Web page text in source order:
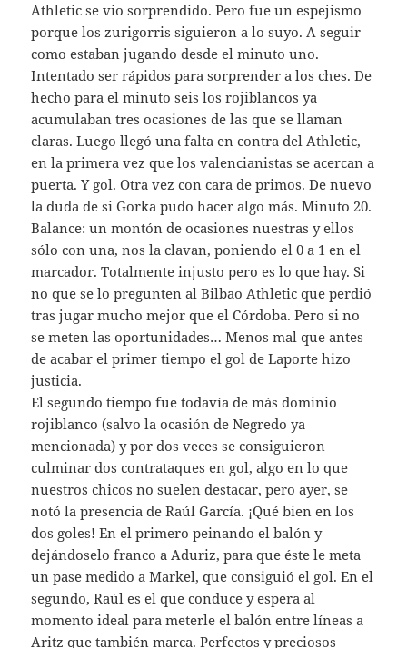
Athletic se vio sorprendido. Pero fue un espejismo
porque los zurigorris siguieron a lo suyo. A seguir
como estaban jugando desde el minuto uno.
Intentado ser rápidos para sorprender a los ches. De
hecho para el minuto seis los rojiblancos ya
acumulaban tres ocasiones de las que se llaman
claras. Luego llegó una falta en contra del Athletic,
en la primera vez que los valencianistas se acercan a
puerta. Y gol. Otra vez con cara de primos. De nuevo
la duda de si Gorka pudo hacer algo más. Minuto 20.
Balance: un montón de ocasiones nuestras y ellos
sólo con una, nos la clavan, poniendo el 0 a 1 en el
marcador. Totalmente injusto pero es lo que hay. Si
no que se lo pregunten al Bilbao Athletic que perdió
tras jugar mucho mejor que el Córdoba. Pero si no
se meten las oportunidades… Menos mal que antes
de acabar el primer tiempo el gol de Laporte hizo
justicia.
El segundo tiempo fue todavía de más dominio
rojiblanco (salvo la ocasión de Negredo ya
mencionada) y por dos veces se consiguieron
culminar dos contrataques en gol, algo en lo que
nuestros chicos no suelen destacar, pero ayer, se
notó la presencia de Raúl García. ¡Qué bien en los
dos goles! En el primero peinando el balón y
dejándoselo franco a Aduriz, para que éste le meta
un pase medido a Markel, que consiguió el gol. En el
segundo, Raúl es el que conduce y espera al
momento ideal para meterle el balón entre líneas a
Aritz que también marca. Perfectos y preciosos